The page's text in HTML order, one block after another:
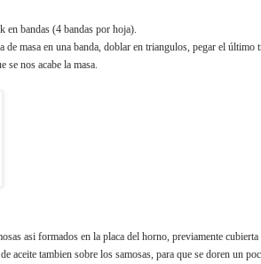
en bandas (4 bandas por hoja).
de masa en una banda, doblar en triangulos, pegar el
se nos acabe la masa.
asi formados en la placa del horno, previamente cubierta
aceite tambien sobre los samosas, para que se doren un